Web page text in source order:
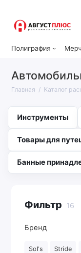
Полиграфия Мерч
Главная Каталог
Инструменты
Товары для
Банные
Фильтр 16
Бренд
Sol's Stride